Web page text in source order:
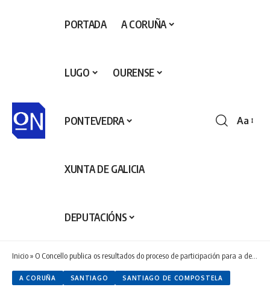
PORTADA A CORUÑA
LUGO OURENSE
PONTEVEDRA
XUNTA DE GALICIA
DEPUTACIÓNS
Aa
Inicio» O Concello publica os resultados do proceso de participación para a definición do novo modelo urbano para o Ensanche
A CORUÑA SANTIAGO SANTIAGO DE COMPOSTELA